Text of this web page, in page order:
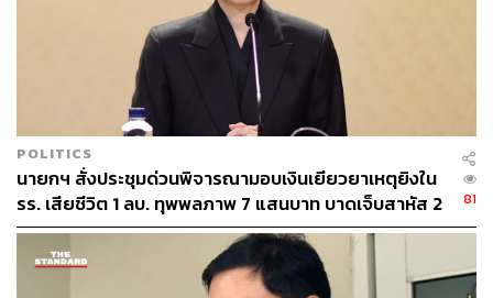
344
ABOUT THE AUTHOR
THE STANDARD TEAM
กองบรรณาธิการ THE STANDARD
POLITICS
นายกฯ สั่งประชุมด่วนพิจารณามอบเงินเยียวยาเหตุยิงใน
รร. เสียชีวิต 1 ลบ. ทุพพลภาพ 7 แสนบาท บาดเจ็บสาหัส 2
แสนบาท บาดเจ็บเล็กน้อย 1 แสนบาท
81